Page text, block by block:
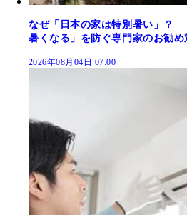
なぜ「日本の家は特別暑い」？
暑くなる」を防ぐ専門家のお勧め
2026年08月04日 07:00